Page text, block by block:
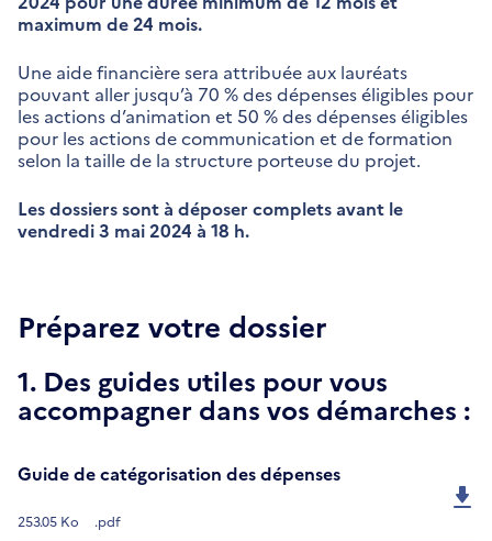
maximum de 24 mois.
Une aide financière sera attribuée aux lauréats
pouvant aller jusqu’à 70 % des dépenses éligibles pour
les actions d’animation et 50 % des dépenses éligibles
pour les actions de communication et de formation
selon la taille de la structure porteuse du projet.
Les dossiers sont à déposer complets avant le
vendredi 3 mai 2024 à 18 h.
Préparez votre dossier
1. Des guides utiles pour vous
accompagner dans vos démarches :
Guide de catégorisation des dépenses
253.05 Ko .pdf